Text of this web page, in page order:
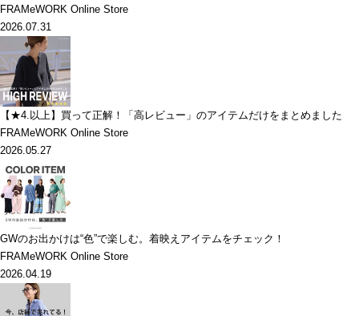
FRAMeWORK Online Store
2026.07.31
【★4.以上】買って正解！「高レビュー」のアイテムだけをまとめました
FRAMeWORK Online Store
2026.05.27
GWのお出かけは“色”で楽しむ。着映えアイテムをチェック！
FRAMeWORK Online Store
2026.04.19